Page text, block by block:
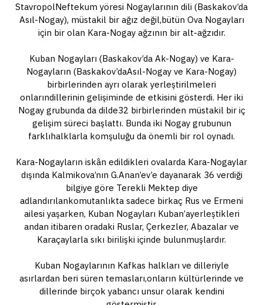
StavropolNeftekum yöresi Nogaylarının dili (Baskakov’da
Asıl-Nogay), müstakil bir ağız değil,bütün Ova Nogayları
için bir olan Kara-Nogay ağzının bir alt-ağzıdır.
Kuban Nogayları (Baskakov’da Ak-Nogay) ve Kara-
Nogayların (Baskakov’daAsıl-Nogay ve Kara-Nogay)
birbirlerinden ayrı olarak yerleştirilmeleri
onlarındillerinin gelişiminde de etkisini gösterdi. Her iki
Nogay grubunda da dilde32 birbirlerinden müstakil bir iç
gelişim süreci başlattı. Bunda iki Nogay grubunun
farklıhalklarla komşuluğu da önemli bir rol oynadı.
Kara-Nogayların iskân edildikleri ovalarda Kara-Nogaylar
dışında Kalmikova’nın G.Anan’ev’e dayanarak 36 verdiği
bilgiye göre Terekli Mektep diye
adlandırılankomutanlıkta sadece birkaç Rus ve Ermeni
ailesi yaşarken, Kuban Nogayları Kuban’ayerleştikleri
andan itibaren oradaki Ruslar, Çerkezler, Abazalar ve
Karaçaylarla sıkı birilişki içinde bulunmuşlardır.
Kuban Nogaylarının Kafkas halkları ve dilleriyle
asırlardan beri süren temasları,onların kültürlerinde ve
dillerinde birçok yabancı unsur olarak kendini